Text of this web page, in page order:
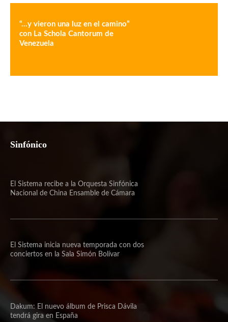
“…y vieron una luz en el camino”
con La Schola Cantorum de
Venezuela
Sinfónico
El Sistema recibe a la Orquesta Sinfónica
Nacional de China Ensamble de Cámara
El Sistema inicia nueva temporada con dos
conciertos en la Sala Simón Bolívar
Dakum: El nuevo álbum de Prisca Dávila
tendrá gira en España